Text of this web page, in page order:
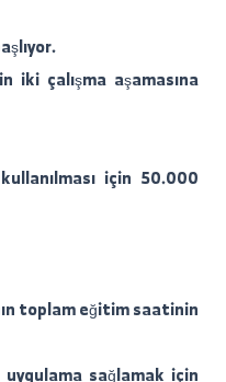
öğrencilere sembolik
başlıyor.
kullanılması için